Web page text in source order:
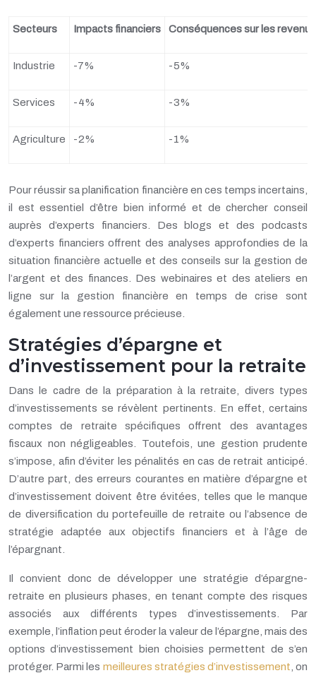
Secteurs Impacts financiers Conséquences sur les revenus
Industrie -7% -5%
Services -4% -3%
Agriculture -2% -1%
Pour réussir sa planification financière en ces temps incertains,
il est essentiel d’être bien informé et de chercher conseil
auprès d’experts financiers. Des blogs et des podcasts
d’experts financiers offrent des analyses approfondies de la
situation financière actuelle et des conseils sur la gestion de
l’argent et des finances. Des webinaires et des ateliers en
ligne sur la gestion financière en temps de crise sont
également une ressource précieuse.
Stratégies d’épargne et
d’investissement pour la retraite
Dans le cadre de la préparation à la retraite, divers types
d’investissements se révèlent pertinents. En effet, certains
comptes de retraite spécifiques offrent des avantages
fiscaux non négligeables. Toutefois, une gestion prudente
s’impose, afin d’éviter les pénalités en cas de retrait anticipé.
D’autre part, des erreurs courantes en matière d’épargne et
d’investissement doivent être évitées, telles que le manque
de diversification du portefeuille de retraite ou l’absence de
stratégie adaptée aux objectifs financiers et à l’âge de
l’épargnant.
Il convient donc de développer une stratégie d’épargne-
retraite en plusieurs phases, en tenant compte des risques
associés aux différents types d’investissements. Par
exemple, l’inflation peut éroder la valeur de l’épargne, mais des
options d’investissement bien choisies permettent de s’en
protéger. Parmi les meilleures stratégies d’investissement , on